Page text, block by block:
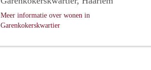
Meer informatie over wonen in
Garenkokerskwartier